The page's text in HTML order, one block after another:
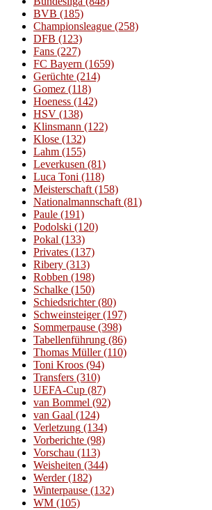
Anderen
BVB (185)
Championsleague (258)
DFB (123)
Fans (227)
FC Bayern (1659)
Gerüchte (214)
Gomez (118)
Hoeness (142)
HSV (138)
Klinsmann (122)
Klose (132)
Lahm (155)
Leverkusen (81)
Luca Toni (118)
Meisterschaft(158)
Nationalmannschaft(81)
Paule (191)
Podolski (120)
Pokal (133)
Privates (137)
Ribery (313)
Robben (198)
Schalke (150)
Schiedsrichter(80)
Schweinsteiger(197)
Sommerpause (398)
Tabellenführung (86)
Thomas Müller(110)
Toni Kroos (94)
Transfers (310)
UEFA-Cup (87)
van Bommel (92)
van Gaal (124)
Verletzung (134)
Vorberichte (98)
Vorschau (113)
Weisheiten (344)
Werder(182)
Winterpause (132)
WM (105)